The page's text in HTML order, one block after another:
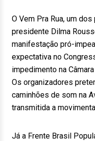
O Vem Pra Rua, um
presidente Dilma
manifestação pró-
expectativa no
impedimento na
Os organizadores
caminhões de som na
transmitida a
Já a Frente Brasil